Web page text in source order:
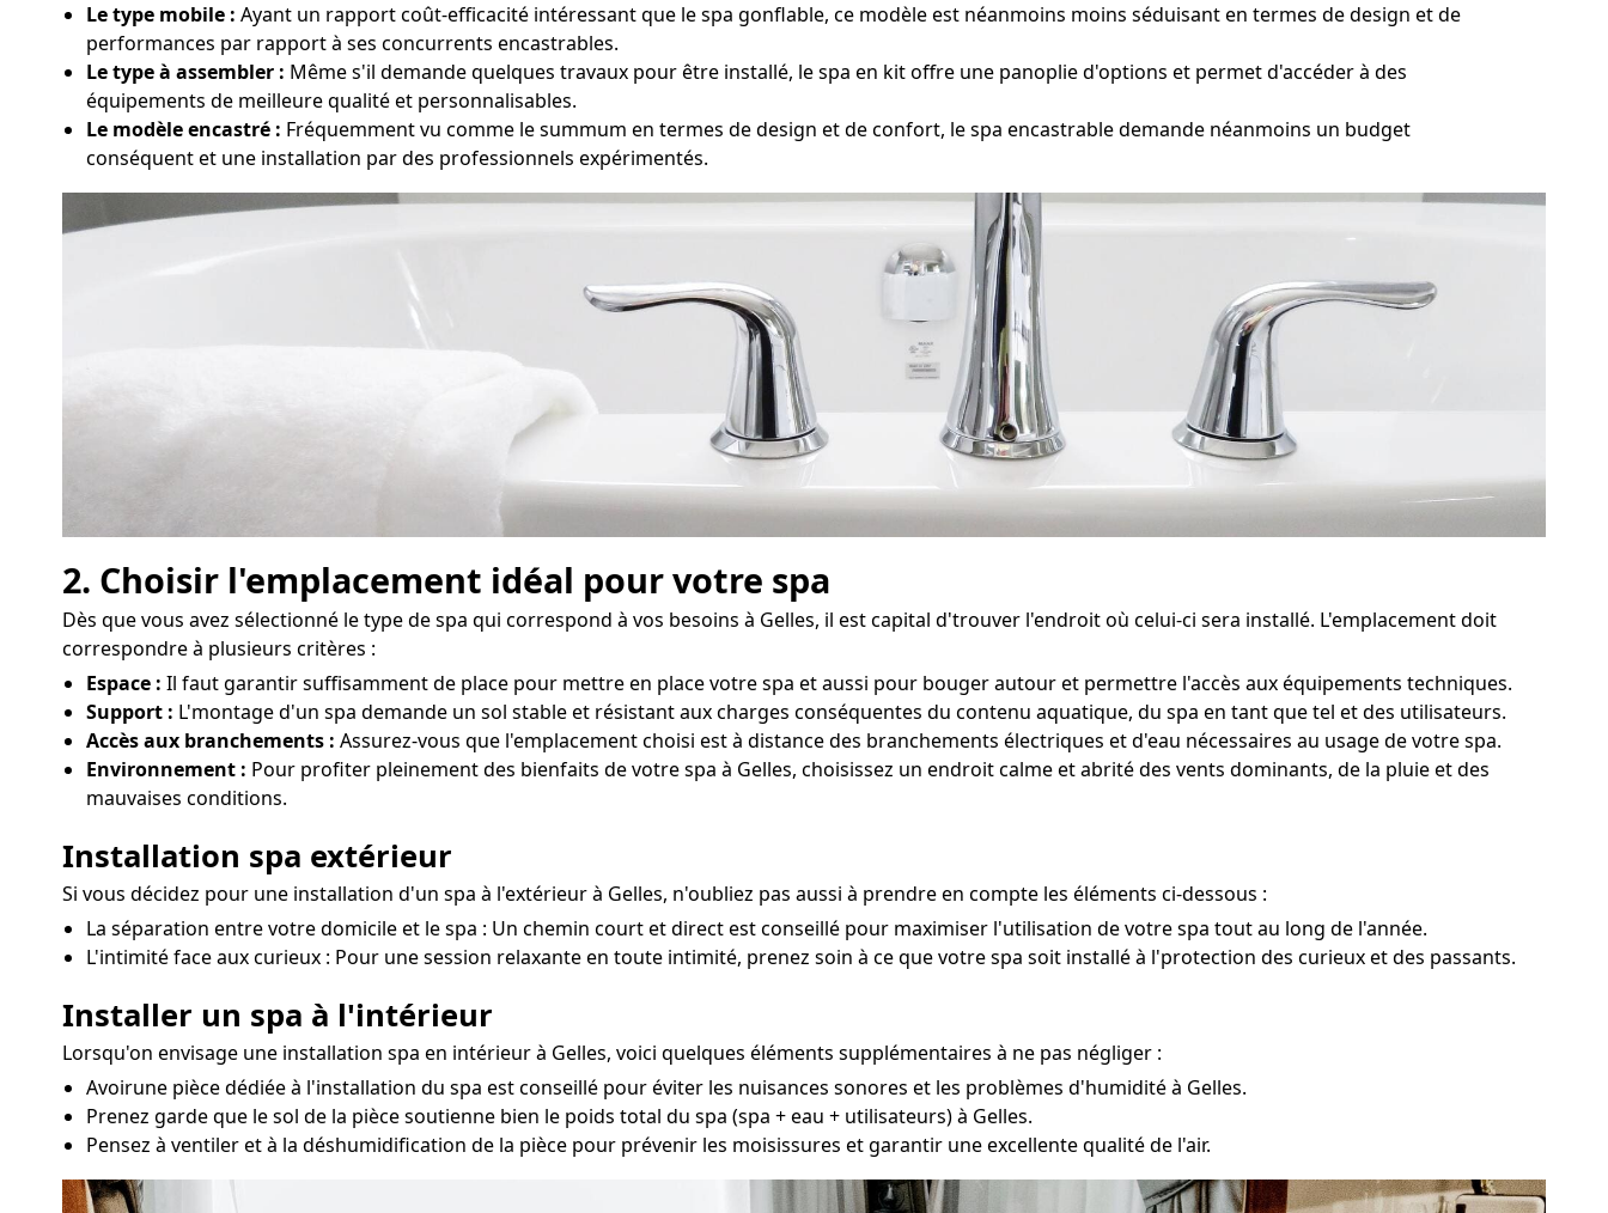
Le type mobile : Ayant un rapport coût-efficacité intéressant que le spa gonflable, ce modèle est néanmoins moins séduisant en termes de design et de
performances par rapport à ses concurrents encastrables.
Le type à assembler : Même s'il demande quelques travaux pour être installé, le spa en kit offre une panoplie d'options et permet d'accéder à des
équipements de meilleure qualité et personnalisables.
Le modèle encastré : Fréquemment vu comme le summum en termes de design et de confort, le spa encastrable demande néanmoins un budget
conséquent et une installation par des professionnels expérimentés.
2. Choisir l'emplacement idéal pour votre spa
Dès que vous avez sélectionné le type de spa qui correspond à vos besoins à Gelles, il est capital d'trouver l'endroit où celui-ci sera installé. L'emplacement doit
correspondre à plusieurs critères :
Espace : Il faut garantir suffisamment de place pour mettre en place votre spa et aussi pour bouger autour et permettre l'accès aux équipements techniques.
Support : L'montage d'un spa demande un sol stable et résistant aux charges conséquentes du contenu aquatique, du spa en tant que tel et des utilisateurs.
Accès aux branchements : Assurez-vous que l'emplacement choisi est à distance des branchements électriques et d'eau nécessaires au usage de votre spa.
Environnement : Pour profiter pleinement des bienfaits de votre spa à Gelles, choisissez un endroit calme et abrité des vents dominants, de la pluie et des
mauvaises conditions.
Installation spa extérieur
Si vous décidez pour une installation d'un spa à l'extérieur à Gelles, n'oubliez pas aussi à prendre en compte les éléments ci-dessous :
La séparation entre votre domicile et le spa : Un chemin court et direct est conseillé pour maximiser l'utilisation de votre spa tout au long de l'année.
L'intimité face aux curieux : Pour une session relaxante en toute intimité, prenez soin à ce que votre spa soit installé à l'protection des curieux et des passants.
Installer un spa à l'intérieur
Lorsqu'on envisage une installation spa en intérieur à Gelles, voici quelques éléments supplémentaires à ne pas négliger :
Avoirune pièce dédiée à l'installation du spa est conseillé pour éviter les nuisances sonores et les problèmes d'humidité à Gelles.
Prenez garde que le sol de la pièce soutienne bien le poids total du spa (spa + eau + utilisateurs) à Gelles.
Pensez à ventiler et à la déshumidification de la pièce pour prévenir les moisissures et garantir une excellente qualité de l'air.